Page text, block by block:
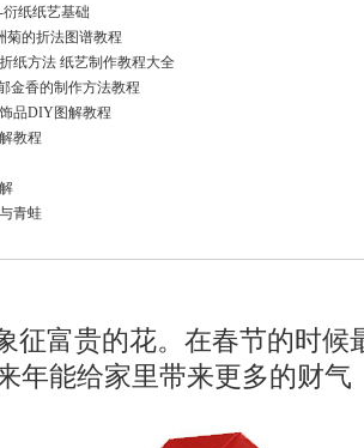
纸纸艺基础
菊的折法图谱教程
纸方法 纸艺制作教程大全
金香的制作方法教程
品DIY图解教程
教程
青蛙
富贵的花。在春节的时候
年能给家里带来更多的财气